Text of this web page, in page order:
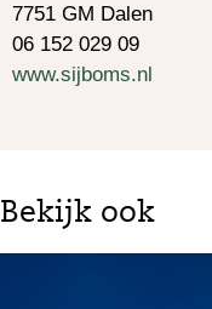
7751 GM Dalen
06 152 029 09
www.sijboms.nl
Bekijk ook